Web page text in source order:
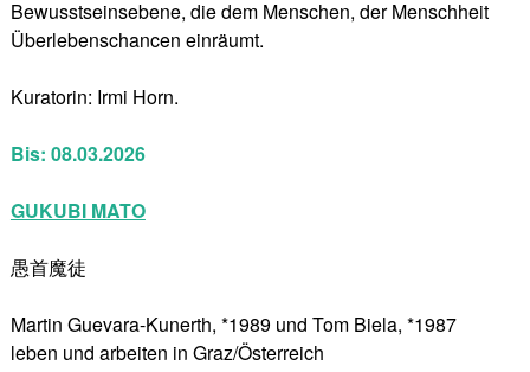
Bewusstseinsebene, die dem Menschen, der Menschheit
Überlebenschancen einräumt.
Kuratorin: Irmi Horn.
Bis: 08.03.2026
GUKUBI MATO
愚首魔徒
Martin Guevara-Kunerth, *1989 und Tom Biela, *1987
leben und arbeiten in Graz/Österreich